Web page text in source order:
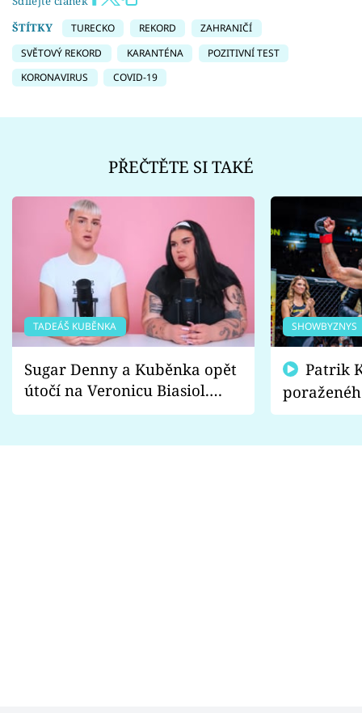
ŠTÍTKY
TURECKO REKORD
ZAHRANIČÍ
SVĚTOVÝ REKORD
KARANTÉNA
POZITIVNÍ TEST
KORONAVIRUS
COVID-19
PŘEČTĚTE SI TAKÉ
TADEÁŠ KUBĚNKA
Sugar Denny a Kuběnka opět
útočí na Veronicu Biasiol.
Proč je podle nich falešná a
SHOWBYZNYS
fanoušci